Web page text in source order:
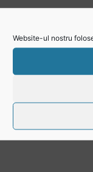
Website-ul nostru